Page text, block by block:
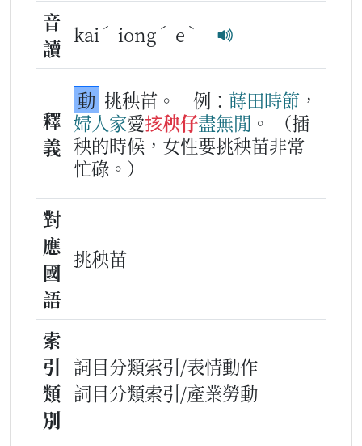
音
讀
kai ˊ iong ˊ e ˋ
釋
義
動 挑秧苗。 例： 蒔田時節 ，
婦人家愛㧡秧仔盡無閒 。
（插
秧的時候，女性要挑秧苗非常
忙碌。）
對
應
國
語
挑秧苗
索
引
類
別
詞目分類索引/表情動作
詞目分類索引/產業勞動